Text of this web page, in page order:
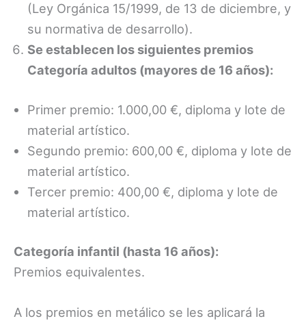
(Ley Orgánica 15/1999, de 13 de diciembre, y
su normativa de desarrollo).
Se establecen los siguientes premios
Categoría adultos (mayores de 16 años):
Primer premio: 1.000,00 €, diploma y lote de
material artístico.
Segundo premio: 600,00 €, diploma y lote de
material artístico.
Tercer premio: 400,00 €, diploma y lote de
material artístico.
Categoría infantil (hasta 16 años):
Premios equivalentes.
A los premios en metálico se les aplicará la